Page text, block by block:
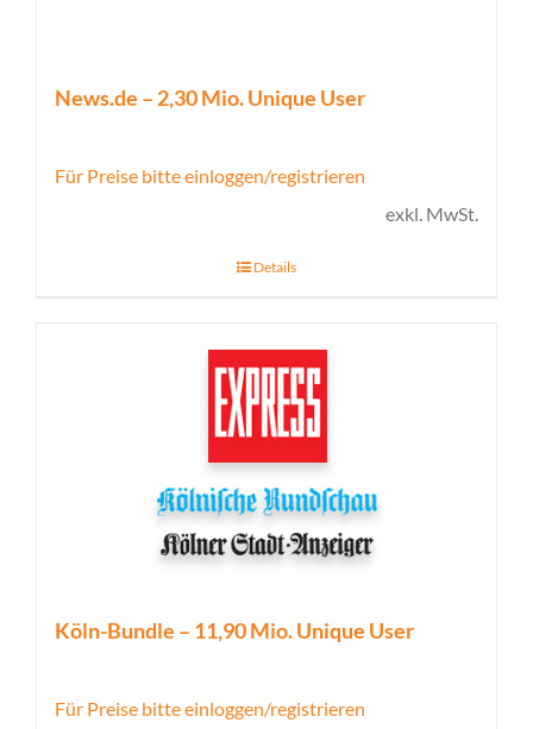
News.de – 2,30 Mio. Unique User
Für Preise bitte einloggen/registrieren
exkl. MwSt.
Details
Köln-Bundle – 11,90 Mio. Unique User
Für Preise bitte einloggen/registrieren